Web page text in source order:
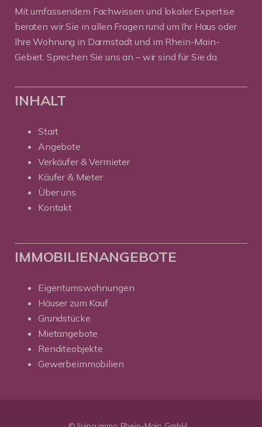
Mit umfassendem Fachwissen und lokaler Expertise
beraten wir Sie in allen Fragen rund um Ihr Haus oder
Ihre Wohnung in Darmstadt und im Rhein-Main-
Gebiet. Sprechen Sie uns an – wir sind für Sie da.
INHALT
Start
Angebote
Verkäufer & Vermieter
Käufer & Mieter
Über uns
Kontakt
IMMOBILIENANGEBOTE
Eigentumswohnungen
Häuser zum Kauf
Grundstücke
Mietangebote
Renditeobjekte
Gewerbeimmobilien